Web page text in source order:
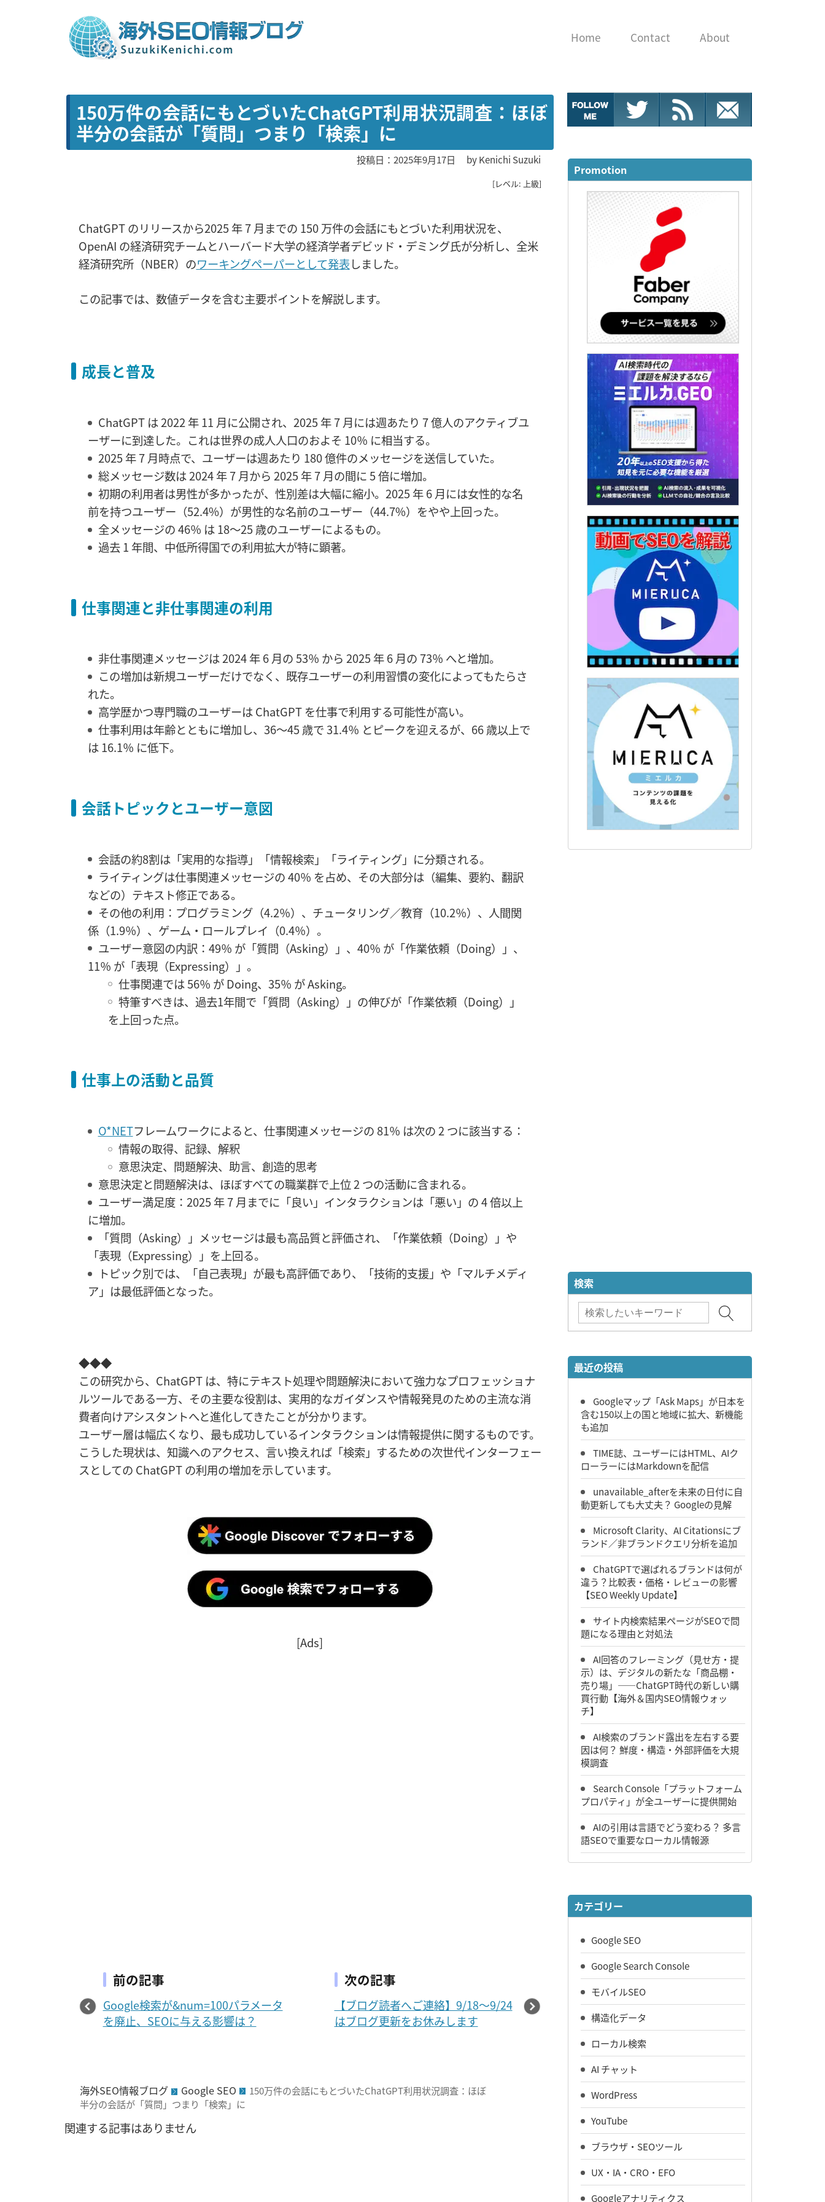
Home Contact About
150万件の会話にもとづいたChatGPT利用状況調査：ほぼ
半分の会話が「質問」つまり「検索」に
投稿日：2025年9月17日 byKenichi Suzuki
[レベル: 上級]
ChatGPT のリリースから2025 年 7 月までの 150 万件の会話にもとづいた利用状況を、
OpenAI の経済研究チームとハーバード大学の経済学者デビッド・デミング氏が分析し、全米
経済研究所（NBER）のワーキングペーパーとして発表しました。
この記事では、数値データを含む主要ポイントを解説します。
成長と普及
ChatGPT は 2022 年 11 月に公開され、2025 年 7 月には週あたり 7 億人のアクティブユ
ーザーに到達した。これは世界の成人人口のおよそ 10％ に相当する。
2025 年 7 月時点で、ユーザーは週あたり 180 億件のメッセージを送信していた。
総メッセージ数は 2024 年 7 月から 2025 年 7 月の間に 5 倍に増加。
初期の利用者は男性が多かったが、性別差は大幅に縮小。2025 年 6 月には女性的な名
前を持つユーザー（52.4%）が男性的な名前のユーザー（44.7%）をやや上回った。
全メッセージの 46％ は 18〜25 歳のユーザーによるもの。
過去 1 年間、中低所得国での利用拡大が特に顕著。
仕事関連と非仕事関連の利用
非仕事関連メッセージは 2024 年 6 月の 53％ から 2025 年 6 月の 73％ へと増加。
この増加は新規ユーザーだけでなく、既存ユーザーの利用習慣の変化によってもたらさ
れた。
高学歴かつ専門職のユーザーは ChatGPT を仕事で利用する可能性が高い。
仕事利用は年齢とともに増加し、36〜45 歳で 31.4％ とピークを迎えるが、66 歳以上で
は 16.1％ に低下。
会話トピックとユーザー意図
会話の約8割は「実用的な指導」「情報検索」「ライティング」に分類される。
ライティングは仕事関連メッセージの 40％ を占め、その大部分は（編集、要約、翻訳
などの）テキスト修正である。
その他の利用：プログラミング（4.2％）、チュータリング／教育（10.2％）、人間関
係（1.9％）、ゲーム・ロールプレイ（0.4％）。
ユーザー意図の内訳：49％ が「質問（Asking）」、40％ が「作業依頼（Doing）」、
11％ が「表現（Expressing）」。
仕事関連では 56％ が Doing、35％ が Asking。
特筆すべきは、過去1年間で「質問（Asking）」の伸びが「作業依頼（Doing）」
を上回った点。
仕事上の活動と品質
O*NETフレームワークによると、仕事関連メッセージの 81％ は次の 2 つに該当する：
情報の取得、記録、解釈
意思決定、問題解決、助言、創造的思考
意思決定と問題解決は、ほぼすべての職業群で上位 2 つの活動に含まれる。
ユーザー満足度：2025 年 7 月までに「良い」インタラクションは「悪い」の 4 倍以上
に増加。
「質問（Asking）」メッセージは最も高品質と評価され、「作業依頼（Doing）」や
「表現（Expressing）」を上回る。
トピック別では、「自己表現」が最も高評価であり、「技術的支援」や「マルチメディ
ア」は最低評価となった。
◆◆◆
この研究から、ChatGPT は、特にテキスト処理や問題解決において強力なプロフェッショナ
ルツールである一方、その主要な役割は、実用的なガイダンスや情報発見のための主流な消
費者向けアシスタントへと進化してきたことが分かります。
ユーザー層は幅広くなり、最も成功しているインタラクションは情報提供に関するものです。
こうした現状は、知識へのアクセス、言い換えれば「検索」するための次世代インターフェー
スとしての ChatGPT の利用の増加を示しています。
[Ads]
前の記事
Google検索が&num=100パラメータ
を廃止、SEOに与える影響は？
次の記事
【ブログ読者へご連絡】9/18〜9/24
はブログ更新をお休みします
海外SEO情報ブログ Google SEO
150万件の会話にもとづいたChatGPT利用状況調査：ほぼ
半分の会話が「質問」つまり「検索」に
関連する記事はありません
Promotion
検索
最近の投稿
Googleマップ「Ask Maps」が日本を
含む150以上の国と地域に拡大、新機能
も追加
TIME誌、ユーザーにはHTML、AIク
ローラーにはMarkdownを配信
unavailable_afterを未来の日付に自
動更新しても大丈夫？ Googleの見解
Microsoft Clarity、AI Citationsにブ
ランド／非ブランドクエリ分析を追加
ChatGPTで選ばれるブランドは何が
違う？比較表・価格・レビューの影響
【SEO Weekly Update】
サイト内検索結果ページがSEOで問
題になる理由と対処法
AI回答のフレーミング（見せ方・提
示）は、デジタルの新たな「商品棚・
売り場」――ChatGPT時代の新しい購
買行動【海外＆国内SEO情報ウォッ
チ】
AI検索のブランド露出を左右する要
因は何？ 鮮度・構造・外部評価を大規
模調査
Search Console「プラットフォーム
プロパティ」が全ユーザーに提供開始
AIの引用は言語でどう変わる？ 多言
語SEOで重要なローカル情報源
カテゴリー
Google SEO
Google Search Console
モバイルSEO
構造化データ
ローカル検索
AI チャット
WordPress
YouTube
ブラウザ・SEOツール
UX・IA・CRO・EFO
Googleアナリティクス